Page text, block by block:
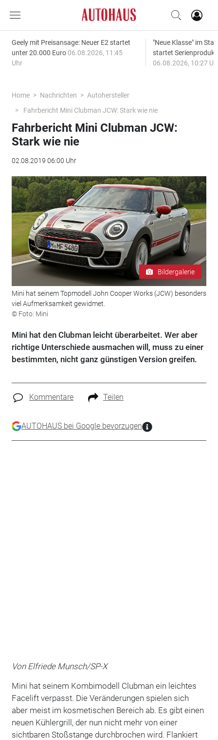
Geely mit Preisansage: Neuer E2 startet
unter 20.000 Euro 06.08.2026, 11:45
Uhr
"Neue Klasse" im
startet
06.08.2026, 10:27
Home Nachrichten
Autohersteller
Fahrbericht Mini Clubman JCW: Stark wie nie
Fahrbericht Mini Clubman JCW:
Stark wie nie
02.08.2019 06:00 Uhr
Bildergalerie
Mini hat seinem Topmodell John Cooper Works (JCW) besonders
viel Aufmerksamkeit gewidmet.
© Foto: Mini
Mini hat den Clubman leicht überarbeitet. Wer aber
richtige Unterschiede ausmachen will, muss zu einer
bestimmten, nicht ganz günstigen Version greifen.
Kommentare Teilen
AUTOHAUS bei Google bevorzugen
Von Elfriede Munsch/SP-X
Mini hat seinem Kombimodell Clubman ein leichtes
Facelift verpasst. Die Veränderungen spielen sich
aber meist im kosmetischen Bereich ab. Es gibt einen
neuen Kühlergrill, der nun nicht mehr von einer
sichtbaren Stoßstange durchbrochen wird. Flankiert